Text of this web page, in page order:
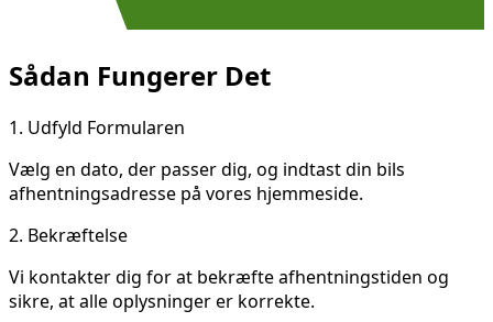
Sådan Fungerer Det
1. Udfyld Formularen
Vælg en dato, der passer dig, og indtast din bils
afhentningsadresse på vores hjemmeside.
2. Bekræftelse
Vi kontakter dig for at bekræfte afhentningstiden og
sikre, at alle oplysninger er korrekte.